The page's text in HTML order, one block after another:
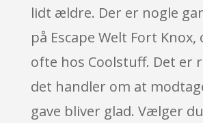
lidt ældre. Der er nogle
på Escape Welt Fort
ofte hos Coolstuff. Det er
det handler om at
gave bliver glad. Vælger